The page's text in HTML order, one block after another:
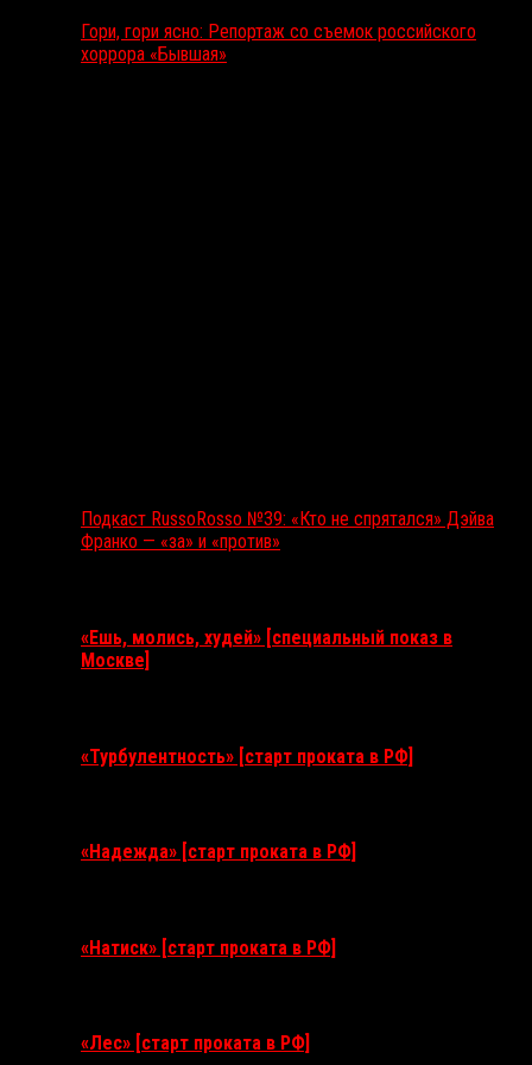
Гори, гори ясно: Репортаж со съемок российского
хоррора «Бывшая»
Подкаст RussoRosso №39: «Кто не спрятался» Дэйва
Франко — «за» и «против»
«Ешь, молись, худей» [специальный показ в
Москве]
«Турбулентность» [старт проката в РФ]
«Надежда» [старт проката в РФ]
«Натиск» [старт проката в РФ]
«Лес» [старт проката в РФ]